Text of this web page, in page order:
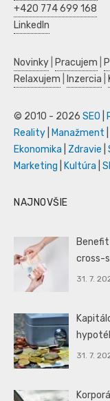
+420 774 699 168
LinkedIn
Novinky Pracujem
Relaxujem
Inzercia
© 2010 - 2026 SEO
Reality
Manažment
Ekonomika
Zdravie
Marketing
Kultúra
NAJNOVŠIE
cross-
31. 7.
31. 7.